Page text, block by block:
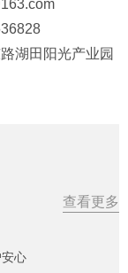
湖田阳光产业园
查看更多
心